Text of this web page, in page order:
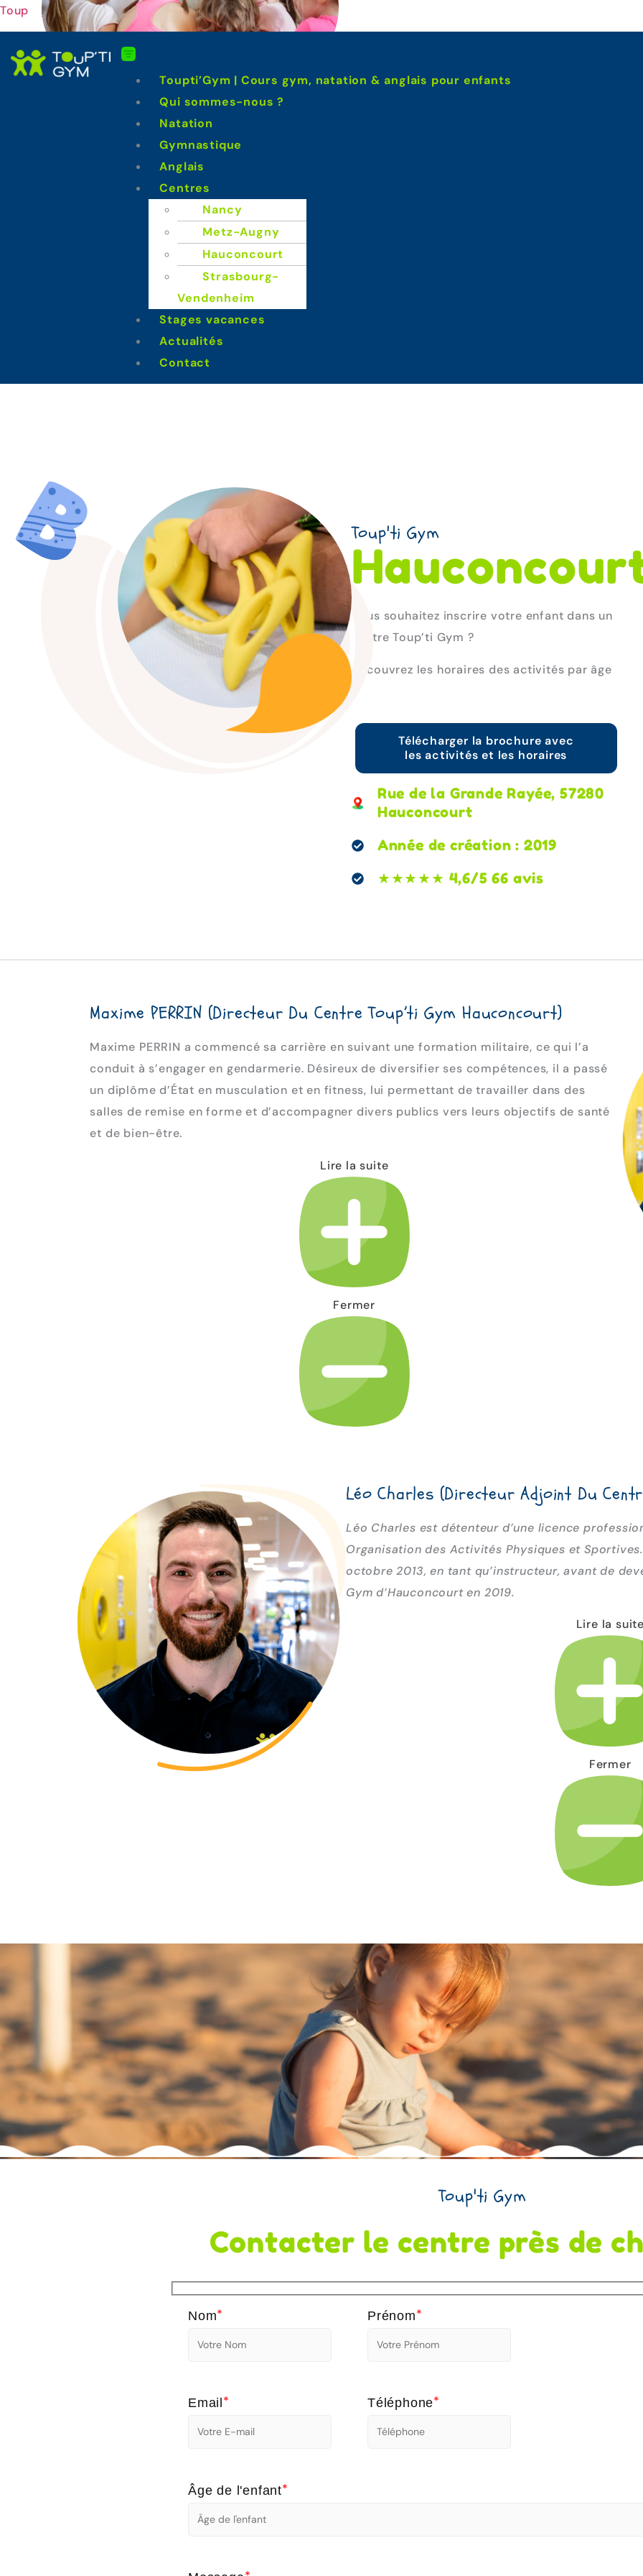
Toupti'gym
Toupti’Gym | Cours gym, natation & anglais pour enfants
Qui sommes-nous ?
Natation
Gymnastique
Anglais
Centres
Nancy
Metz-Augny
Hauconcourt
Strasbourg-
Vendenheim
Stages vacances
Actualités
Contact
Hauconcourt
Toup'ti Gym
Vous souhaitez inscrire votre enfant dans un
centre Toup’ti Gym ?
Découvrez les horaires des activités par âge
Télécharger la brochure avec
les activités et les horaires
Rue de la Grande Rayée, 57280
Hauconcourt
Année de création : 2019
★★★★★ 4,6/5 66 avis
Maxime PERRIN (directeur Du Centre Toup’ti Gym Hauconcourt)
Maxime PERRIN a commencé sa carrière en suivant une formation militaire, ce qui l’a
conduit à s’engager en gendarmerie. Désireux de diversifier ses compétences, il a passé
un diplôme d’État en musculation et en fitness, lui permettant de travailler dans des
salles de remise en forme et d’accompagner divers publics vers leurs objectifs de santé
et de bien-être.
Lire la suite
Fermer
Léo Charles (Directeur Adjoint Du
Léo Charles est détenteur d’une licence
Organisation des Activités Physiques et
octobre 2013, en tant qu’instructeur, avant de
Gym d’Hauconcourt en 2019.
Lire la
Fermer
Toup'ti Gym
Contacter le centre près de
Nom* Prénom*
Email * Téléphone*
Âge de l'enfant*